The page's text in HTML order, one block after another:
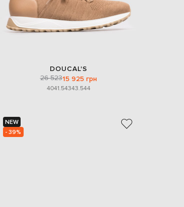
Spain
DOUCAL'S
26 52315 925 грн
4041.54343.544
NEW
- 39%